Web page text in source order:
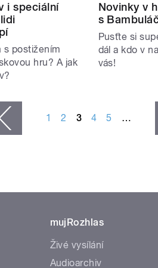
i speciální
s postižením
hru? A jak
Novinky v
s
Pusťte si
dál a kdo v
vás!
1 2 3 4 5 …
mujRozhlas
Živé vysílání
Audioarchiv